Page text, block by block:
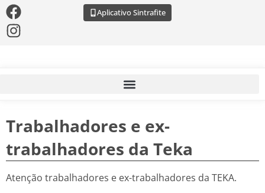
Aplicativo Sintrafite
Trabalhadores e ex-
trabalhadores da Teka
Atenção trabalhadores e ex-trabalhadores da TEKA.